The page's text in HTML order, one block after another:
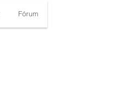
Fórum